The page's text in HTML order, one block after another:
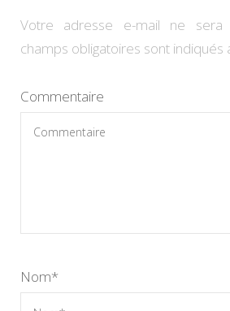
Votre adresse e-mail ne sera
champs obligatoires sont indiqués
Commentaire
Nom*